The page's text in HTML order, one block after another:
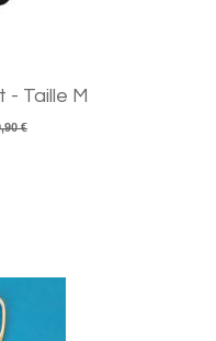
- Taille M
€